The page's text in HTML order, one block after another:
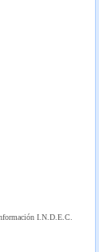
I.N.D.E.C.